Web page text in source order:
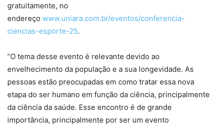
gratuitamente, no
endereço www.uniara.com.br/eventos/conferencia-
ciencias-esporte-25.
“O tema desse evento é relevante devido ao
envelhecimento da população e a sua longevidade. As
pessoas estão preocupadas em como tratar essa nova
etapa do ser humano em função da ciência, principalmente
da ciência da saúde. Esse encontro é de grande
importância, principalmente por ser um evento